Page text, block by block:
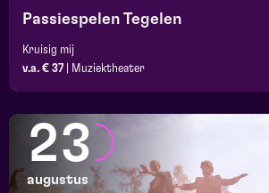
Passiespelen Tegelen
Kruisig mij
v.a. € 37
Muziektheater
23
augustus